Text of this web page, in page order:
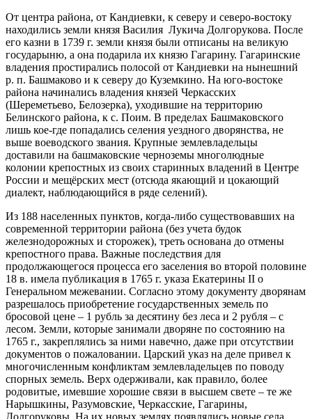
От центра района, от Кандиевки, к северу и северо-востоку
находились земли князя Василия Лукича Долгорукова. После
его казни в 1739 г. земли князя были отписаны на великую
государыню, а она подарила их князю Гагарину. Гагаринские
владения простирались полосой от Кандиевки на нынешний
р. п. Башмаково и к северу до Куземкино. На юго-востоке
района начинались владения князей Черкасских
(Шереметьево, Белозерка), уходившие на территорию
Белинского района, к с. Поим. В пределах Башмаковского
лишь кое-где попадались селения уездного дворянства, не
выше воеводского звания. Крупные землевладельцы
доставили на башмаковские черноземы многолюдные
колонии крепостных из своих старинных владений в Центре
России и мещёрских мест (отсюда якающий и цокающий
диалект, наблюдающийся в ряде селений).
Из 188 населенных пунктов, когда-либо существовавших на
современной территории района (без учета будок
железнодорожных и сторожек), треть основана до отмены
крепостного права. Важные последствия для
продолжающегося процесса его заселения во второй половине
18 в. имела публикация в 1765 г. указа Екатерины II о
Генеральном межевании. Согласно этому документу дворянам
разрешалось приобретение государственных земель по
бросовой цене – 1 рубль за десятину без леса и 2 рубля – с
лесом. Земли, которые занимали дворяне по состоянию на
1765 г., закреплялись за ними навечно, даже при отсутствии
документов о пожаловании. Царский указ на деле привел к
многочисленным конфликтам землевладельцев по поводу
спорных земель. Верх одерживали, как правило, более
родовитые, имевшие хорошие связи в высшем свете – те же
Нарышкины, Разумовские, Черкасские, Гагарины,
Долгоруковы. На их новых землях появлялись новые села,